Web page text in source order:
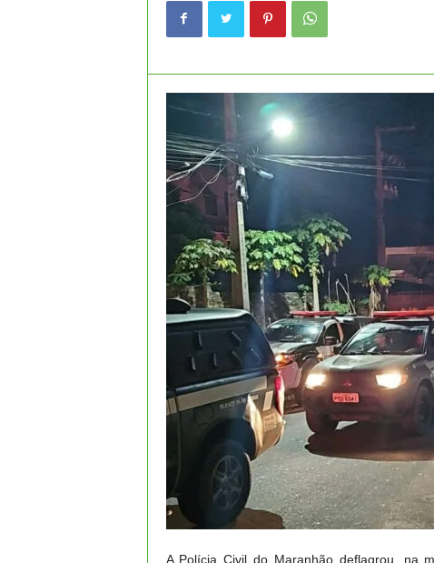
A Polícia Civil do Maranhão deflagrou, na